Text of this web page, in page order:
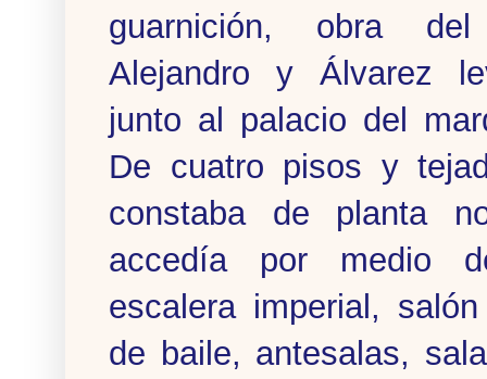
guarnición, obra
Alejandro y Álvarez
junto al palacio del
De cuatro pisos y
constaba de planta
accedía por medio
escalera imperial,
de baile, antesalas,